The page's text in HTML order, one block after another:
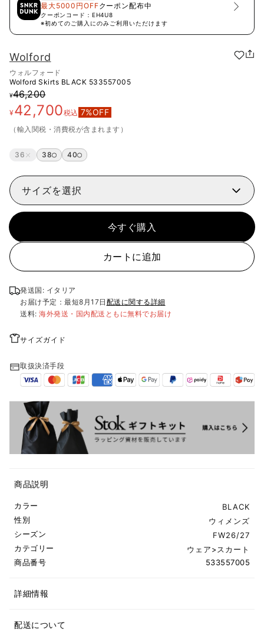
最大5000円OFFクーポン配布中
クーポンコード： EH4U8
※初めてのご購入にのみご利用いただけます
Wolford
ウォルフォード
Wolford Skirts BLACK 533557005
¥46,200
¥42,700税込 7%OFF
（輸入関税・消費税が含まれます）
36 38 40
サイズを選択
今すぐ購入
カートに追加
発送国: イタリア
お届け予定：最短8月17日 配送に関する詳細
送料: 海外発送・国内配送ともに無料でお届け
サイズガイド
取扱決済手段
商品説明
カラー
BLACK
性別
ウィメンズ
シーズン
FW26/27
カテゴリー
ウェア>スカート
商品番号
533557005
詳細情報
配送について